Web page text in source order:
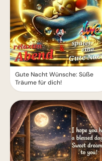
Gute Nacht Wünsche: Süße
Träume für dich!